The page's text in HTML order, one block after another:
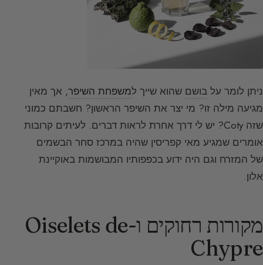
ניתן לומר על בושם שהוא שייך למשפחת השיפר, אך מאין
מגיעה מילה זו? מי יצר את השיפר הראשון? חשבתם כמוני
שזה Coty? יש לי דרך אחרת לראות דברים. לעיתים קרובות
אומרים שמגיע מאי קפריסין שהיה במרכז סחר הבשמים
של המזרח וגם היה ידוע בכפפותיו המבושמות באוקיינת
אלון.
מקורות רחוקים ו-Oiselets de
Chypre